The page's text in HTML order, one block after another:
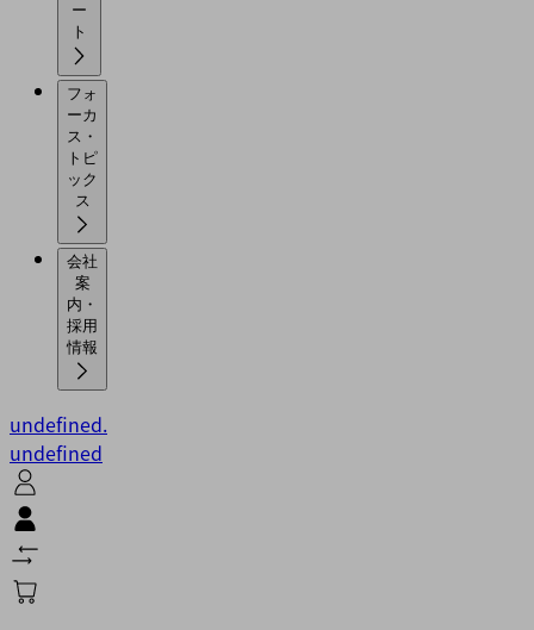
ー
フォ
ーカ
ス・
トピ
ック
会社
案
内・
採用
情報
undefined.
undefined